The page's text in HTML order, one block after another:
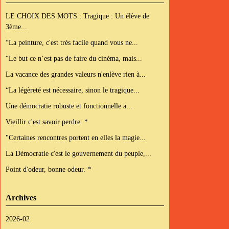
LE CHOIX DES MOTS : Tragique : Un élève de
3ème...
“La peinture, c'est très facile quand vous ne...
“Le but ce n’est pas de faire du cinéma, mais...
La vacance des grandes valeurs n'enlève rien à...
“La légèreté est nécessaire, sinon le tragique...
Une démocratie robuste et fonctionnelle a...
Vieillir c'est savoir perdre. *
"Certaines rencontres portent en elles la magie...
La Démocratie c'est le gouvernement du peuple,...
Point d'odeur, bonne odeur. *
Archives
2026-02